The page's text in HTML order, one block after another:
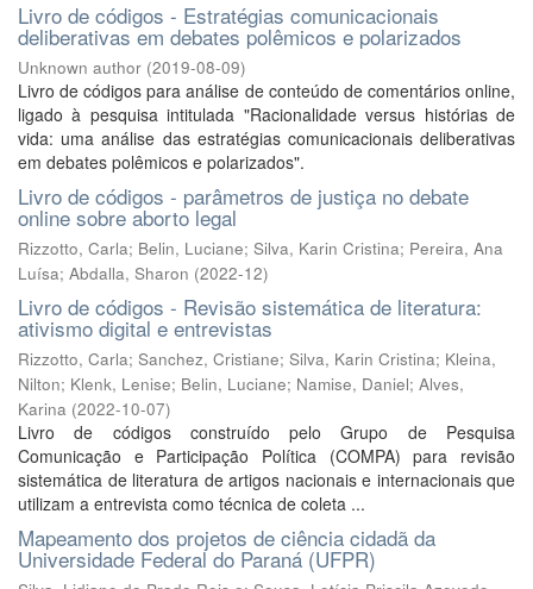
Livro de códigos - Estratégias comunicacionais
deliberativas em debates polêmicos e polarizados
Unknown author (2019-08-09)
Livro de códigos para análise de conteúdo de comentários online,
ligado à pesquisa intitulada "Racionalidade versus histórias de
vida: uma análise das estratégias comunicacionais deliberativas
em debates polêmicos e polarizados".
Livro de códigos - parâmetros de justiça no debate
online sobre aborto legal
Rizzotto, Carla; Belin, Luciane; Silva, Karin Cristina; Pereira, Ana
Luísa; Abdalla, Sharon (2022-12)
Livro de códigos - Revisão sistemática de literatura:
ativismo digital e entrevistas
Rizzotto, Carla; Sanchez, Cristiane; Silva, Karin Cristina; Kleina,
Nilton; Klenk, Lenise; Belin, Luciane; Namise, Daniel; Alves,
Karina (2022-10-07)
Livro de códigos construído pelo Grupo de Pesquisa
Comunicação e Participação Política (COMPA) para revisão
sistemática de literatura de artigos nacionais e internacionais que
utilizam a entrevista como técnica de coleta ...
Mapeamento dos projetos de ciência cidadã da
Universidade Federal do Paraná (UFPR)